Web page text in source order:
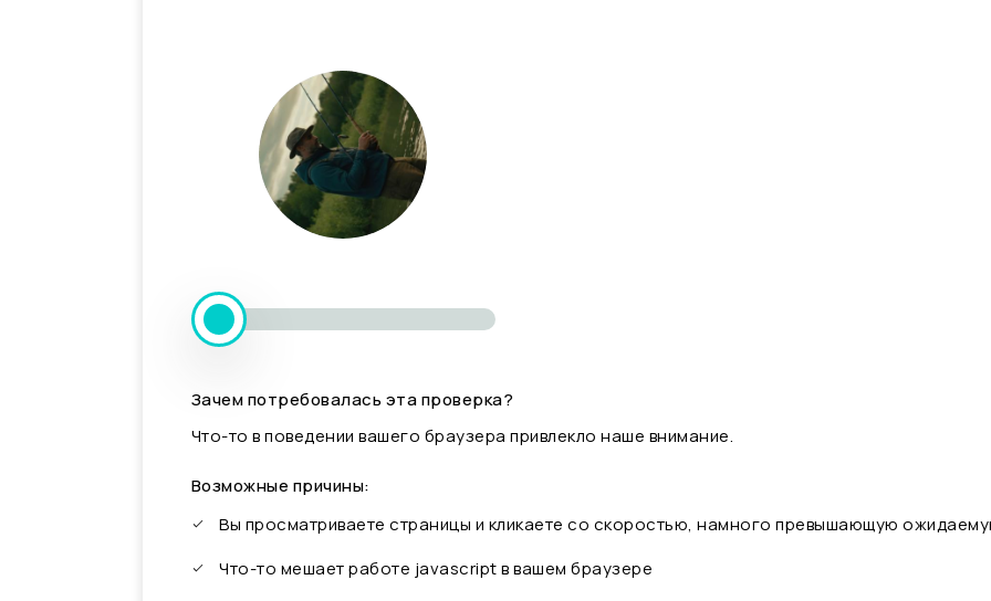
Зачем потребовалась эта проверка?
Что-то в поведении вашего браузера привлекло наше внимание.
Возможные причины:
Вы просматриваете страницы и кликаете со скоростью, намного превышающую
Что-то мешает работе javascript в вашем браузере